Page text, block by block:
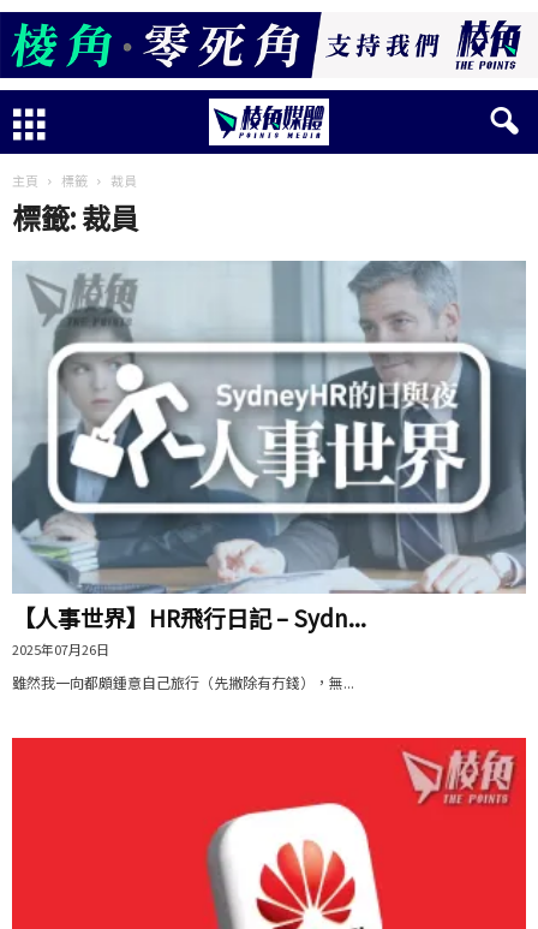
主頁 標籤 裁員
標籤: 裁員
【人事世界】HR飛行日記 – Sydn...
2025年07月26日
雖然我一向都頗鍾意自己旅行（先撇除有冇錢），無...